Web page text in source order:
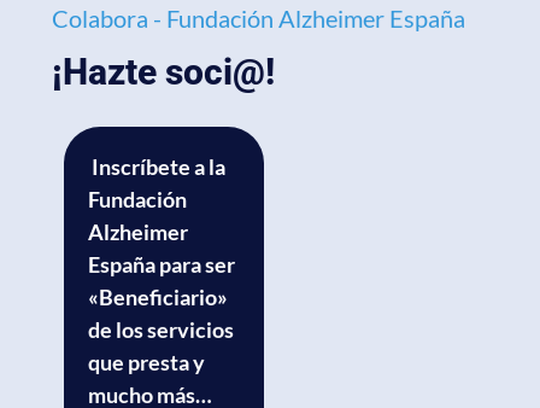
Colabora - Fundación Alzheimer España
¡Hazte soci@!
Inscríbete a la
Fundación
Alzheimer
España para ser
«Beneficiario»
de los servicios
que presta y
mucho más…